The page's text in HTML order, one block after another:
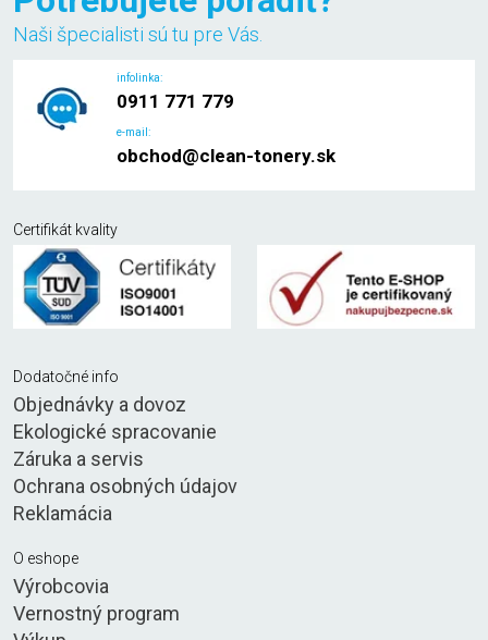
Naši špecialisti sú tu pre Vás.
infolinka:
0911 771 779
e-mail:
obchod@clean-tonery.sk
Certifikát kvality
Dodatočné info
Objednávky a dovoz
Ekologické spracovanie
Záruka a servis
Ochrana osobných údajov
Reklamácia
O eshope
Výrobcovia
Vernostný program